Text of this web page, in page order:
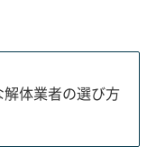
造住宅が密集し
は大地震で約300
す。
解体業者の選び方